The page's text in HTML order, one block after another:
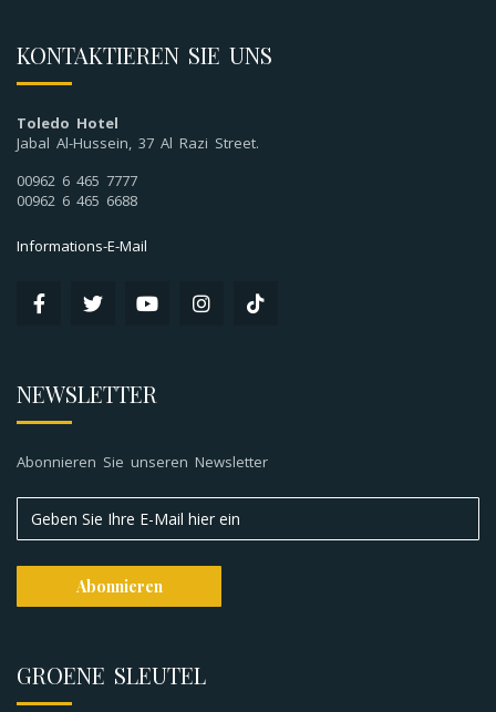
KONTAKTIEREN SIE UNS
Toledo Hotel
Jabal Al-Hussein, 37 Al Razi Street.
00962 6 465 7777
00962 6 465 6688
Informations-E-Mail
NEWSLETTER
Abonnieren Sie unseren Newsletter
GROENE SLEUTEL